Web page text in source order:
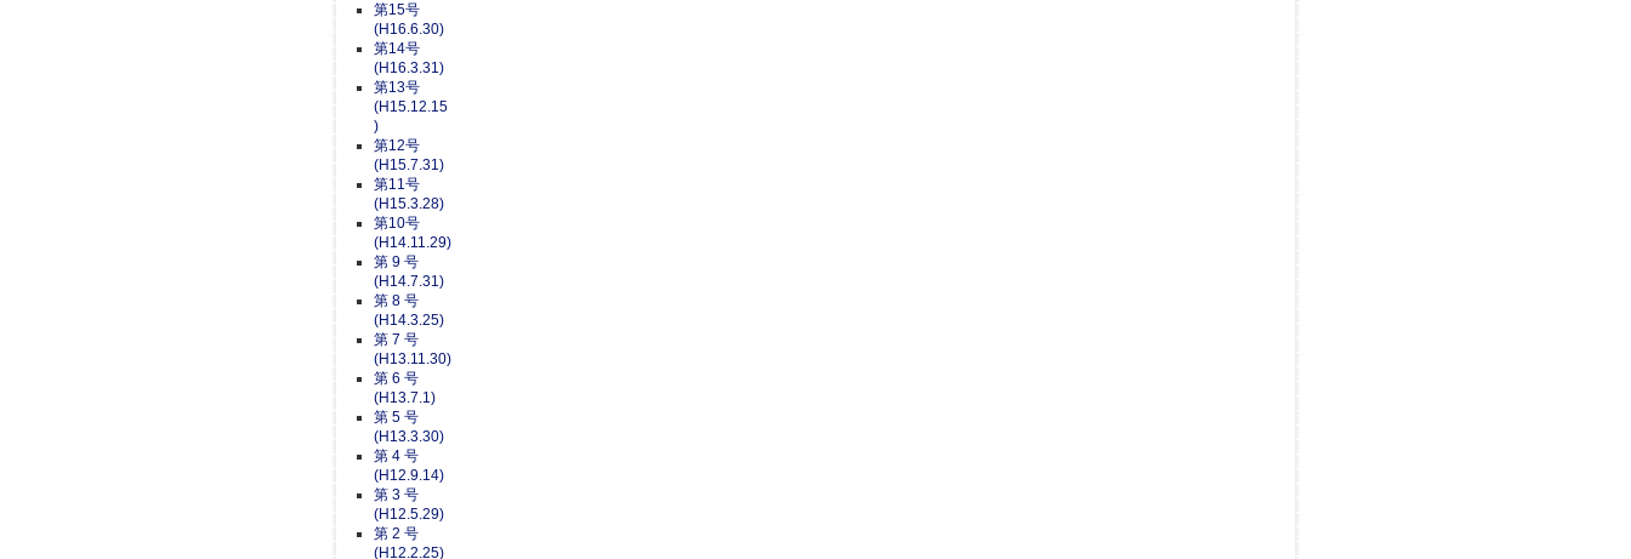
第15号
(H16.6.30)
第14号
(H16.3.31)
第13号
(H15.12.15
)
第12号
(H15.7.31)
第11号
(H15.3.28)
第10号
(H14.11.29)
第 9 号
(H14.7.31)
第 8 号
(H14.3.25)
第 7 号
(H13.11.30)
第 6 号
(H13.7.1)
第 5 号
(H13.3.30)
第 4 号
(H12.9.14)
第 3 号
(H12.5.29)
第 2 号
(H12.2.25)